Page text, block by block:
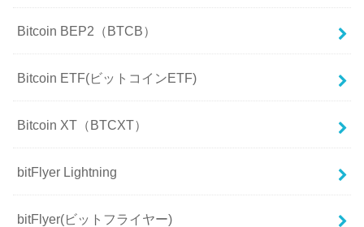
Bitcoin BEP2（BTCB）
Bitcoin ETF(ビットコインETF)
Bitcoin XT（BTCXT）
bitFlyer Lightning
bitFlyer(ビットフライヤー)